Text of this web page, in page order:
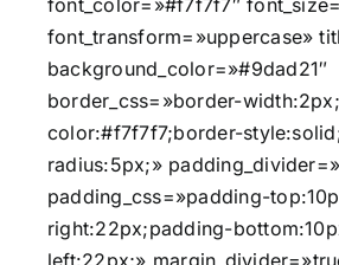
font_color=»#f7f7f7″
font_transform=»uppercase»
background_color=»#9dad21″
border_css=»border-
color:#f7f7f7;border-
radius:5px;»
padding_css=»padding-
right:22px;padding-